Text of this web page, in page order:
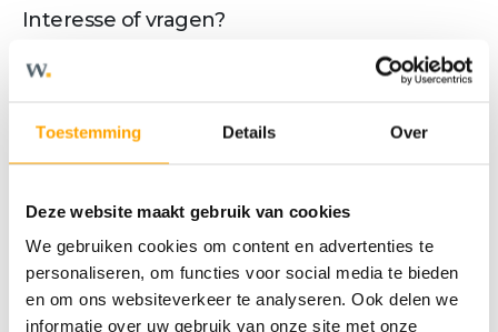
Toestemming Details Over
Deze website maakt gebruik van cookies
We gebruiken cookies om content en advertenties te
personaliseren, om functies voor social media te bieden
en om ons websiteverkeer te analyseren. Ook delen we
informatie over uw gebruik van onze site met onze
Interesse of vragen?
Alle woningen van de Groene Vaart Fase 3
zijn inmiddels in verkoop.
Voor de woningen van het type Jasmijn kan
zal de toewijzing plaatsvinden.
De overige woningtypen zijn reeds in vrije
verkoop.
Wil je graag meer informatie over het project